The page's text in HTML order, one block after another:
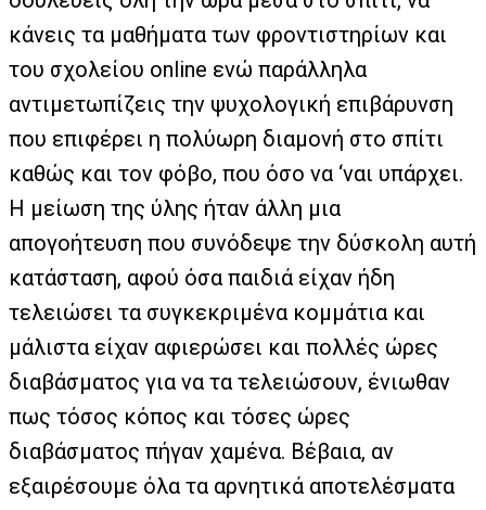
κάνεις τα μαθήματα των φροντιστηρίων και
του σχολείου online ενώ παράλληλα
αντιμετωπίζεις την ψυχολογική επιβάρυνση
που επιφέρει η πολύωρη διαμονή στο σπίτι
καθώς και τον φόβο, που όσο να ‘ναι υπάρχει.
Η μείωση της ύλης ήταν άλλη μια
απογοήτευση που συνόδεψε την δύσκολη αυτή
κατάσταση, αφού όσα παιδιά είχαν ήδη
τελειώσει τα συγκεκριμένα κομμάτια και
μάλιστα είχαν αφιερώσει και πολλές ώρες
διαβάσματος για να τα τελειώσουν, ένιωθαν
πως τόσος κόπος και τόσες ώρες
διαβάσματος πήγαν χαμένα. Βέβαια, αν
εξαιρέσουμε όλα τα αρνητικά αποτελέσματα